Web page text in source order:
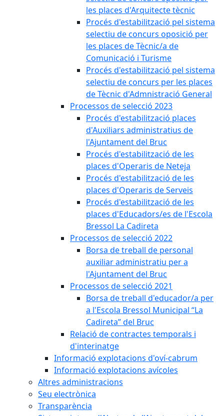
les places d'Arquitecte tècnic
Procés d'estabilització pel sistema
selectiu de concurs oposició per
les places de Tècnic/a de
Comunicació i Turisme
Procés d'estabilització pel sistema
selectiu de concurs per les places
de Tècnic d'Admnistració General
Processos de selecció 2023
Procés d'estabilització places
d'Auxiliars administratius de
l'Ajuntament del Bruc
Procés d'estabilització de les
places d'Operaris de Neteja
Procés d'estabilització de les
places d'Operaris de Serveis
Procés d'estabilització de les
places d'Educadors/es de l'Escola
Bressol La Cadireta
Processos de selecció 2022
Borsa de treball de personal
auxiliar administratiu per a
l'Ajuntament del Bruc
Processos de selecció 2021
Borsa de treball d'educador/a per
a l'Escola Bressol Municipal “La
Cadireta” del Bruc
Relació de contractes temporals i
d'interinatge
Informació explotacions d'oví-cabrum
Informació explotacions avícoles
Altres administracions
Seu electrònica
Transparència